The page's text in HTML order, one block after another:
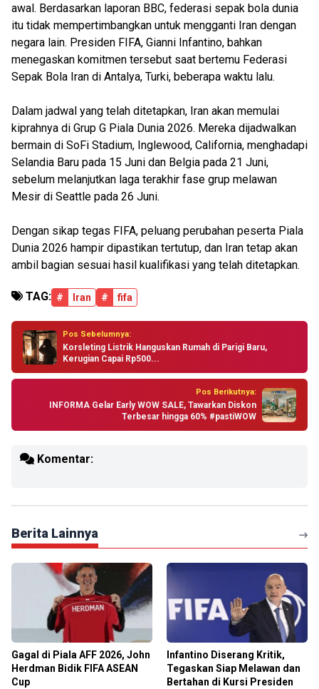
awal. Berdasarkan laporan BBC, federasi sepak bola dunia
itu tidak mempertimbangkan untuk mengganti Iran dengan
negara lain. Presiden FIFA, Gianni Infantino, bahkan
menegaskan komitmen tersebut saat bertemu Federasi
Sepak Bola Iran di Antalya, Turki, beberapa waktu lalu.
Dalam jadwal yang telah ditetapkan, Iran akan memulai
kiprahnya di Grup G Piala Dunia 2026. Mereka dijadwalkan
bermain di SoFi Stadium, Inglewood, California, menghadapi
Selandia Baru pada 15 Juni dan Belgia pada 21 Juni,
sebelum melanjutkan laga terakhir fase grup melawan
Mesir di Seattle pada 26 Juni.
Dengan sikap tegas FIFA, peluang perubahan peserta Piala
Dunia 2026 hampir dipastikan tertutup, dan Iran tetap akan
ambil bagian sesuai hasil kualifikasi yang telah ditetapkan.
TAG: # Iran # fifa
Pos Sebelumnya:
Korsleting Listrik Hanguskan Rumah di Parigi Baru,
Kerugian Capai Rp500...
Pos Berikutnya:
INFORMA Gelar Early WOW SALE, Tawarkan Diskon
Terbesar hingga 60% #pastiWOW
Komentar:
Berita Lainnya
Gagal di Piala AFF 2026, John
Herdman Bidik FIFA ASEAN
Cup
Infantino Diserang Kritik,
Tegaskan Siap Melawan dan
Bertahan di Kursi Presiden